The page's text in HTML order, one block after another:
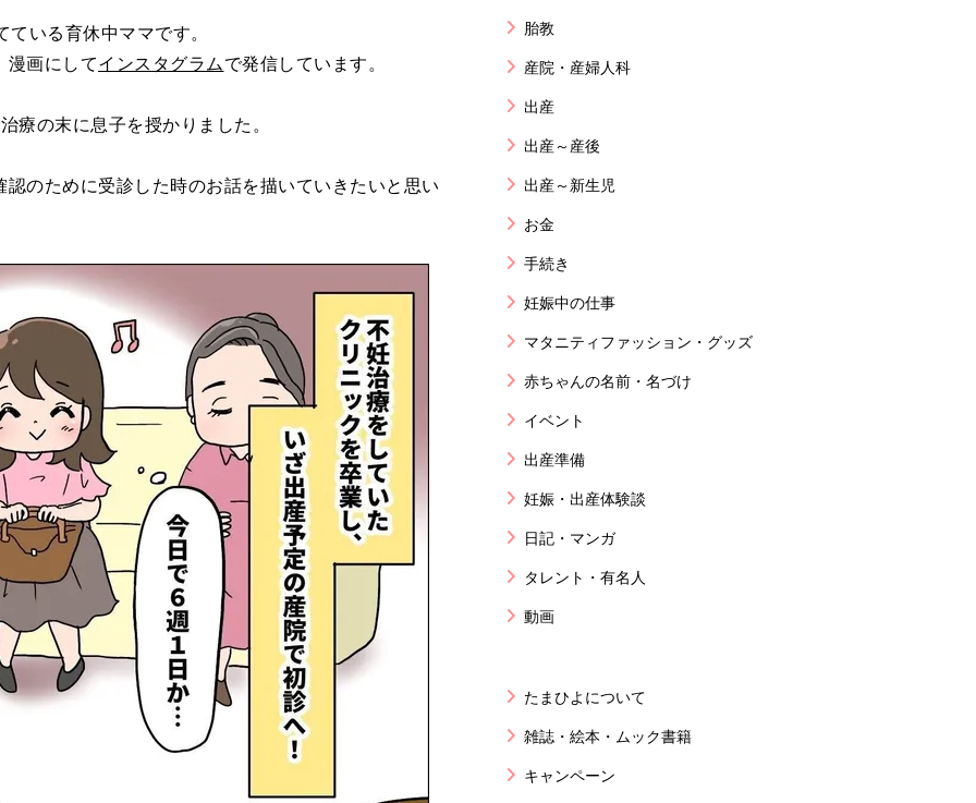
いる育休中ママです。
漫画にしてインスタグラムで発信しています。
療の末に息子を授かりました。
のために受診した時のお話を描いていきたいと思い
胎教
産院・産婦人科
出産
出産～産後
出産～新生児
お金
手続き
妊娠中の仕事
マタニティファッション・グッズ
赤ちゃんの名前・名づけ
イベント
出産準備
妊娠・出産体験談
日記・マンガ
タレント・有名人
動画
たまひよについて
雑誌・絵本・ムック書籍
キャンペーン